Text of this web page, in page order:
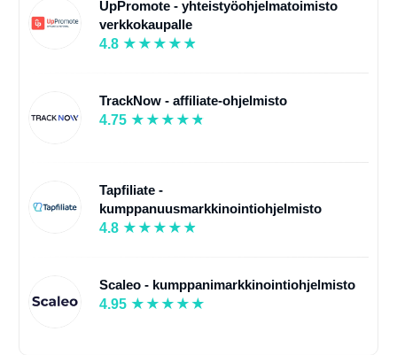
UpPromote - yhteistyöohjelmatoimisto
verkkokaupalle
4.8
TrackNow - affiliate-ohjelmisto
4.75
Tapfiliate -
kumppanuusmarkkinointiohjelmisto
4.8
Scaleo - kumppanimarkkinointiohjelmisto
4.95